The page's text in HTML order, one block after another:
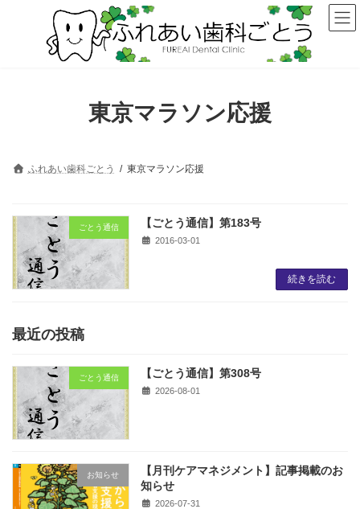
東京マラソン応援
ふれあい歯科ごとう 東京マラソン応援
ごとう通信 【ごとう通信】第183号
2016-03-01
続きを読む
最近の投稿
ごとう通信 【ごとう通信】第308号
2026-08-01
お知らせ
【月刊ケアマネジメント】記事掲載のお
知らせ
2026-07-31